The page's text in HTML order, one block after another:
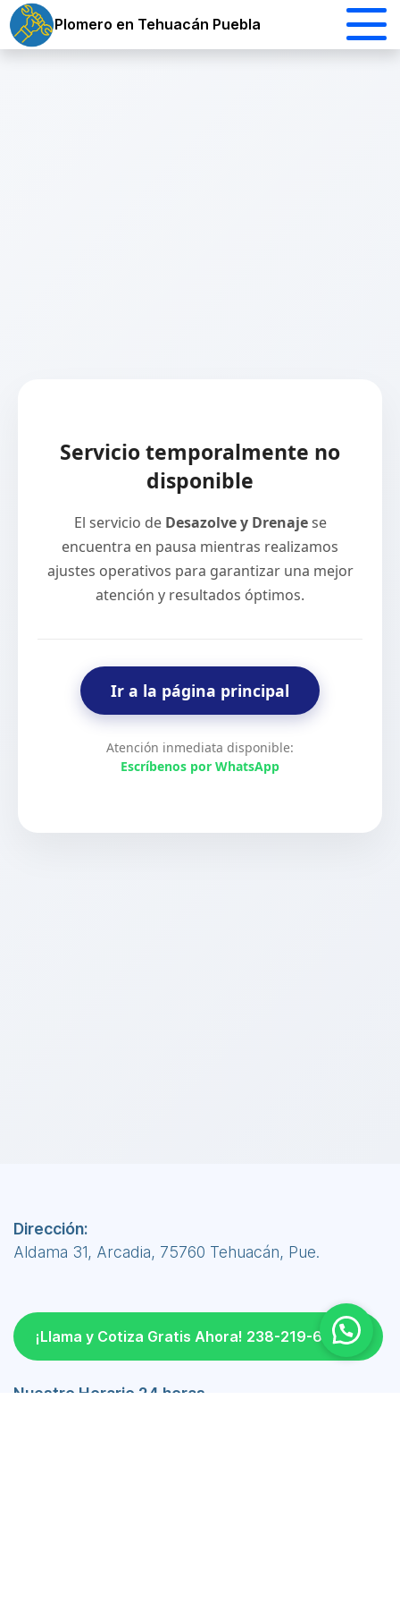
Plomero en Tehuacán Puebla
Servicio temporalmente no
disponible
El servicio de Desazolve y Drenajese
encuentra en pausa mientras realizamos
ajustes operativos para garantizar una mejor
atención y resultados óptimos.
Ir a la página principal
Atención inmediata disponible:
Escríbenos por WhatsApp
Dirección:
Aldama 31, Arcadia, 75760 Tehuacán, Pue.
¡Llama y Cotiza Gratis Ahora! 238-219-6690
Nuestro Horario 24 horas